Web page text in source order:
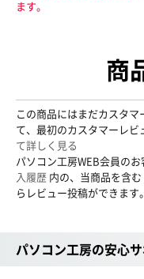
ます。
商
この商品にはまだカスタ
て、最初のカスタマーレビ
て詳しく見る
パソコン工房WEB会員の
入履歴 内の、当商品を含
らレビュー投稿ができます。
パソコン工房の安心